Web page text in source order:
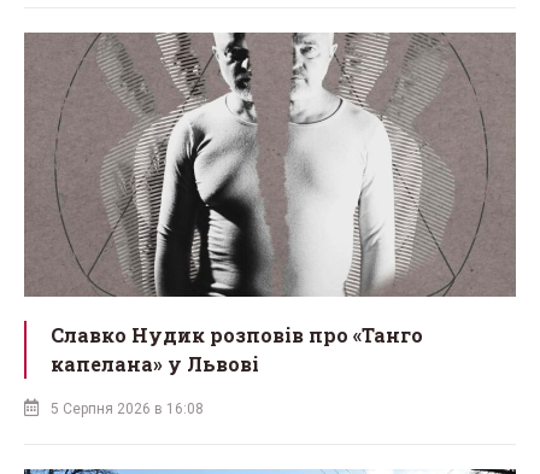
Славко Нудик розповів про «Танго
капелана» у Львові
5 Серпня 2026 в 16:08